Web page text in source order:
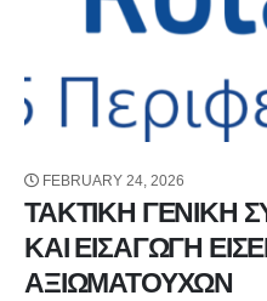
FEBRUARY 24, 2026
ΤΑΚΤΙΚΗ ΓΕΝΙΚΗ
ΚΑΙ ΕΙΣΑΓΩΓΗ
ΑΞΙΩΜΑΤΟΥΧΩΝ